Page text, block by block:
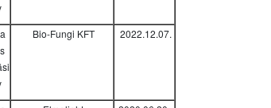
Bio-Fungi KFT 2022.12.07.